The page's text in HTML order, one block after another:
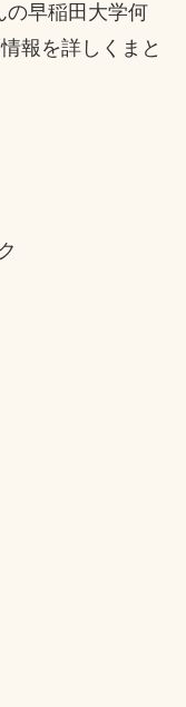
の早稲田大学何
報を詳しくまと